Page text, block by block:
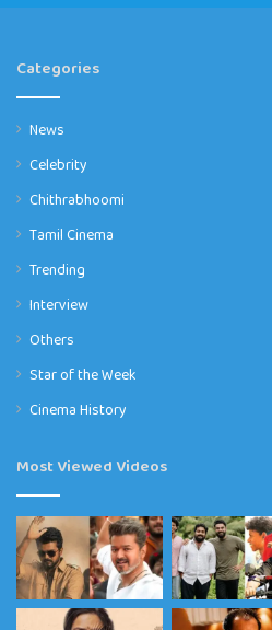
Categories
News
Celebrity
Chithrabhoomi
Tamil Cinema
Trending
Interview
Others
Star of the Week
Cinema History
Most Viewed Videos